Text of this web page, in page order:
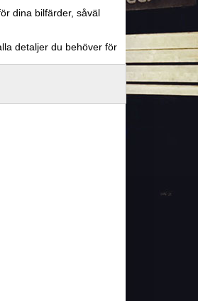
dina bilfärder, såväl
detaljer du behöver för